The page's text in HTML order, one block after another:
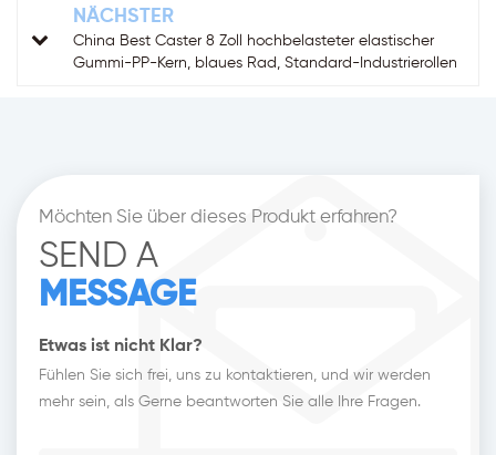
NÄCHSTER
China Best Caster 8 Zoll hochbelasteter elastischer
Gummi-PP-Kern, blaues Rad, Standard-Industrierollen
Möchten Sie über dieses Produkt erfahren?
SEND A
MESSAGE
Etwas ist nicht Klar?
Fühlen Sie sich frei, uns zu kontaktieren, und wir werden
mehr sein, als Gerne beantworten Sie alle Ihre Fragen.